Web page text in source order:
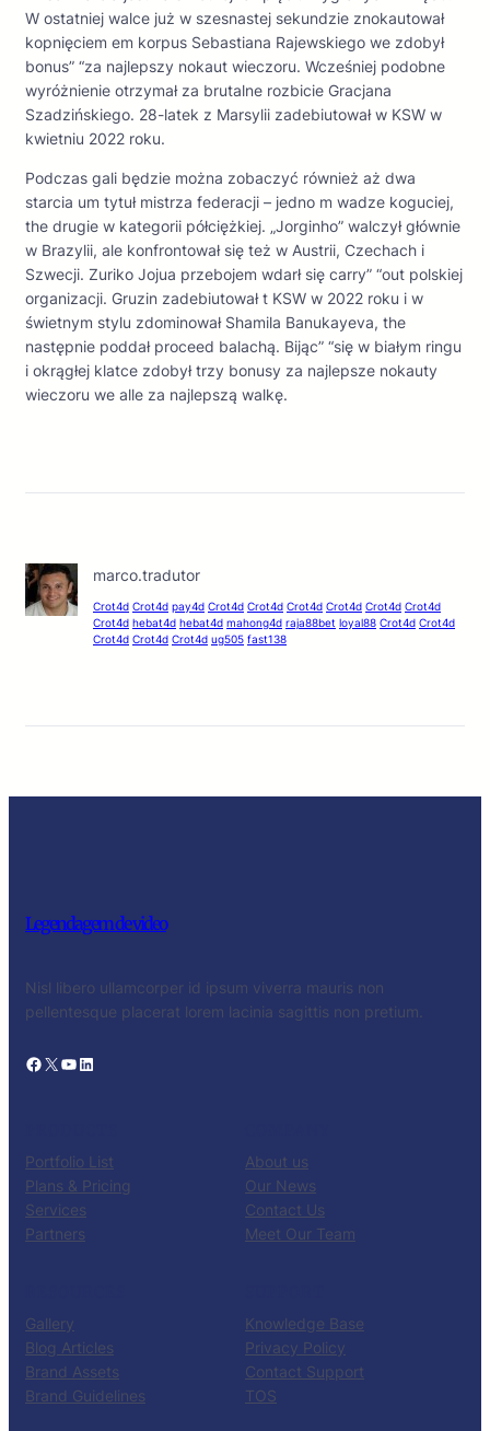
W ostatniej walce już w szesnastej sekundzie znokautował
kopnięciem em korpus Sebastiana Rajewskiego we zdobył
bonus” “za najlepszy nokaut wieczoru. Wcześniej podobne
wyróżnienie otrzymał za brutalne rozbicie Gracjana
Szadzińskiego. 28-latek z Marsylii zadebiutował w KSW w
kwietniu 2022 roku.
Podczas gali będzie można zobaczyć również aż dwa
starcia um tytuł mistrza federacji – jedno m wadze koguciej,
the drugie w kategorii półciężkiej. „Jorginho” walczył głównie
w Brazylii, ale konfrontował się też w Austrii, Czechach i
Szwecji. Zuriko Jojua przebojem wdarł się carry” “out polskiej
organizacji. Gruzin zadebiutował t KSW w 2022 roku i w
świetnym stylu zdominował Shamila Banukayeva, the
następnie poddał proceed balachą. Bijąc” “się w białym ringu
i okrągłej klatce zdobył trzy bonusy za najlepsze nokauty
wieczoru we alle za najlepszą walkę.
marco.tradutor
Crot4d Crot4d pay4d Crot4d Crot4d Crot4d Crot4d Crot4d Crot4d
Crot4d hebat4d hebat4d mahong4d raja88bet loyal88 Crot4d Crot4d
Crot4d Crot4d Crot4d ug505 fast138
Legendagem de video
Nisl libero ullamcorper id ipsum viverra mauris non
pellentesque placerat lorem lacinia sagittis non pretium.
Facebook X YouTube LinkedIn
Portfolio List
Plans & Pricing
Services
Partners
About us
Our News
Contact Us
Meet Our Team
Gallery
Blog Articles
Brand Assets
Brand Guidelines
Knowledge Base
Privacy Policy
Contact Support
TOS